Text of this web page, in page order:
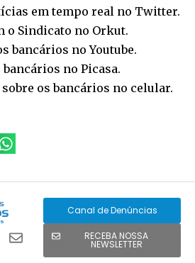
em tempo real no Twitter.
o Sindicato no Orkut.
bancários noYoutube.
bancários no Picasa.
os bancários no celular.
Canal de Denúncias
RECEBA NOSSA
NEWSLETTER